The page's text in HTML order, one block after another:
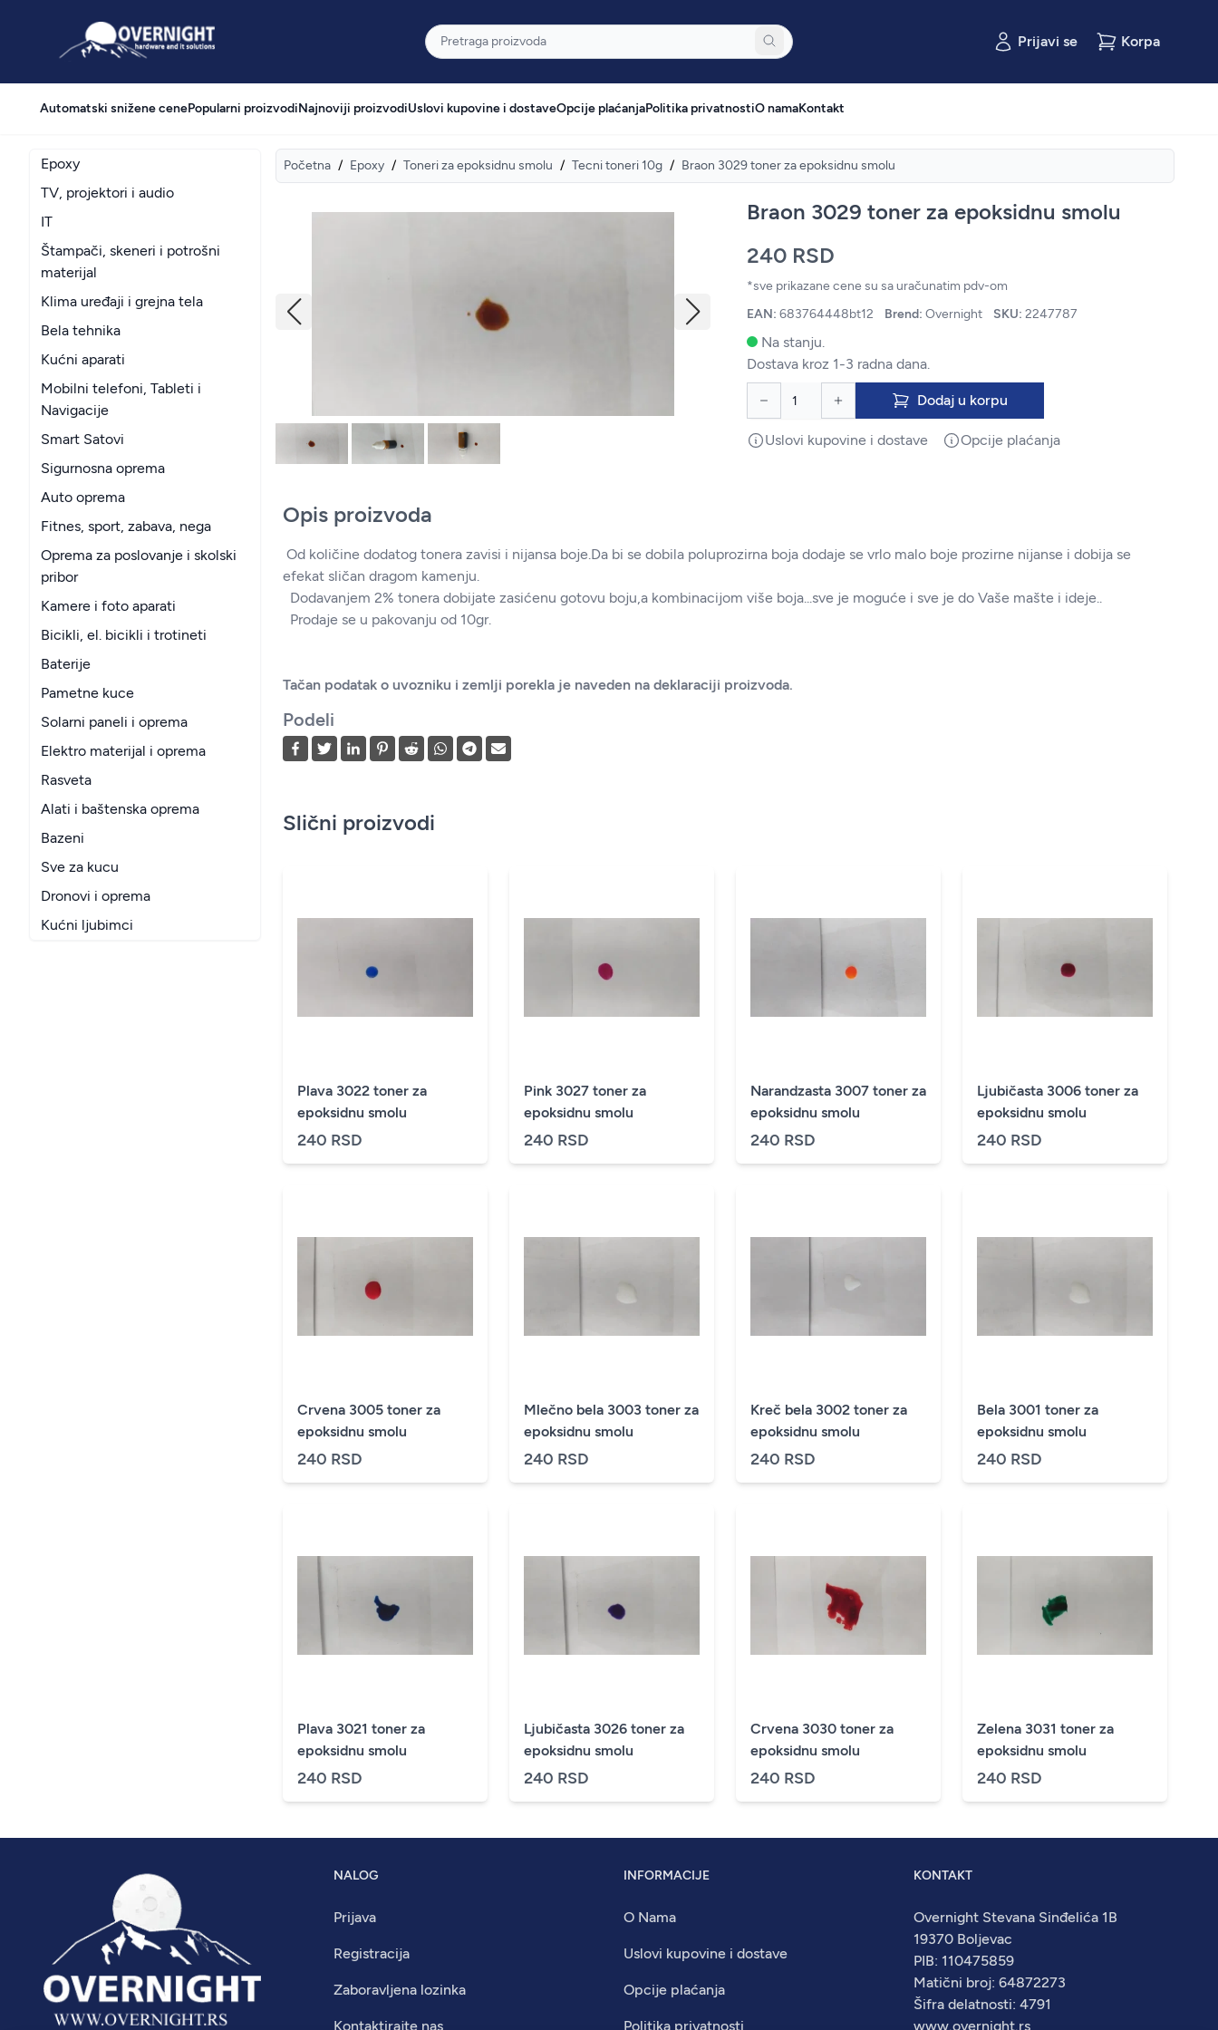
Overnight Pretraga
Prijavi se Korpa
Automatski snižene cenePopularni proizvodiNajnoviji proizvodiUslovi kupovine i dostaveOpcije plaćanjaPolitika privatnostiO namaKontakt
Epoxy
TV, projektori i audio
IT
Štampači, skeneri i potrošni
materijal
Klima uređaji i grejna tela
Bela tehnika
Kućni aparati
Mobilni telefoni, Tableti i
Navigacije
Smart Satovi
Sigurnosna oprema
Auto oprema
Fitnes, sport, zabava, nega
Oprema za poslovanje i skolski
pribor
Kamere i foto aparati
Bicikli, el. bicikli i trotineti
Baterije
Pametne kuce
Solarni paneli i oprema
Elektro materijal i oprema
Rasveta
Alati i baštenska oprema
Bazeni
Sve za kucu
Dronovi i oprema
Kućni ljubimci
Početna / Epoxy / Toneri za epoksidnu smolu / Tecni toneri 10g / Braon 3029 toner za epoksidnu smolu
Braon 3029 toner za epoksidnu smolu
240 RSD
*sve prikazane cene su sa uračunatim pdv-om
EAN: 683764448bt12 Brend: Overnight SKU: 2247787
Na stanju.
Dostava kroz 1-3 radna dana.
Dodaj u korpu
Uslovi kupovine i dostave Opcije plaćanja
Opis proizvoda
Od količine dodatog tonera zavisi i nijansa boje.Da bi se dobila poluprozirna boja dodaje se vrlo malo boje prozirne nijanse i dobija se
efekat sličan dragom kamenju.
Dodavanjem 2% tonera dobijate zasićenu gotovu boju,a kombinacijom više boja...sve je moguće i sve je do Vaše mašte i ideje..
Prodaje se u pakovanju od 10gr.
Tačan podatak o uvozniku i zemlji porekla je naveden na deklaraciji proizvoda.
Podeli
Slični proizvodi
Plava 3022 toner za
epoksidnu smolu
240 RSD
Pink 3027 toner za
epoksidnu smolu
240 RSD
Narandzasta 3007 toner za
epoksidnu smolu
240 RSD
Ljubičasta 3006 toner za
epoksidnu smolu
240 RSD
Crvena 3005 toner za
epoksidnu smolu
240 RSD
Mlečno bela 3003 toner za
epoksidnu smolu
240 RSD
Kreč bela 3002 toner za
epoksidnu smolu
240 RSD
Bela 3001 toner za
epoksidnu smolu
240 RSD
Plava 3021 toner za
epoksidnu smolu
240 RSD
Ljubičasta 3026 toner za
epoksidnu smolu
240 RSD
Crvena 3030 toner za
epoksidnu smolu
240 RSD
Zelena 3031 toner za
epoksidnu smolu
240 RSD
NALOG
Prijava
Registracija
Zaboravljena lozinka
Kontaktirajte nas
INFORMACIJE
O Nama
Uslovi kupovine i dostave
Opcije plaćanja
Politika privatnosti
KONTAKT
Overnight Stevana Sinđelića 1B
19370 Boljevac
PIB: 110475859
Matični broj: 64872273
Šifra delatnosti: 4791
www.overnight.rs